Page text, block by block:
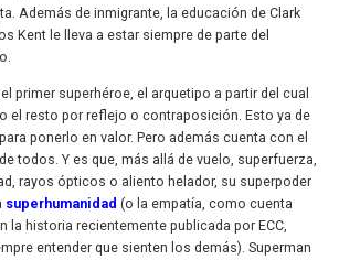
Además de inmigrante, la educación de Clark
Kent le lleva a estar siempre de parte del
primer superhéroe, el arquetipo a partir del cual
el resto por reflejo o contraposición. Esto ya de
ponerlo en valor. Pero además cuenta con el
todos. Y es que, más allá de vuelo, superfuerza,
rayos ópticos o aliento helador, su superpoder
superhumanidad (o la empatía, como cuenta
la historia recientemente publicada por ECC,
entender que sienten los demás). Superman